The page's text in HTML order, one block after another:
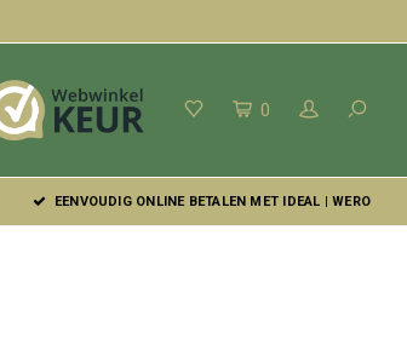
0
EENVOUDIG ONLINE BETALEN MET IDEAL | WERO